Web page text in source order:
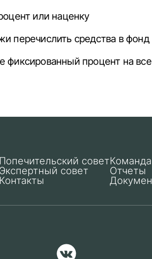
или наценку
перечислить средства в фонд
фиксированный процент на
Попечительский совет
Экспертный совет
Контакты
Команда
Отчеты